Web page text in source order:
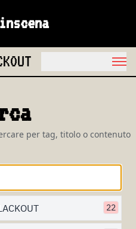
per tag, titolo o contenuto
22